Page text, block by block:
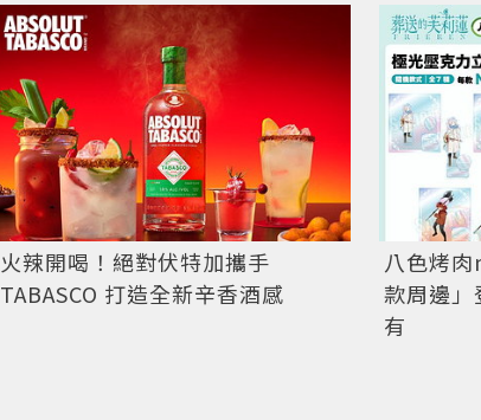
火辣開喝！絕對伏特加攜手
TABASCO 打造全新辛香酒感
八色烤
款周邊」
有